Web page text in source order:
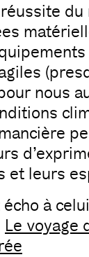
du
nous
et leurs
à
Le voyage